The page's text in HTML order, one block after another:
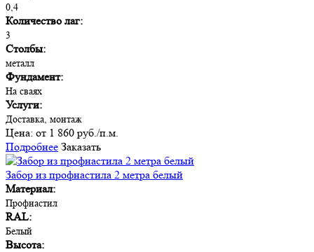
0,4
Количество лаг:
3
Столбы:
металл
Фундамент:
На сваях
Услуги:
Доставка, монтаж
Цена: от 1 860 руб./п.м.
Подробнее Заказать
Забор из профнастила 2 метра белый
Материал:
Профнастил
RAL:
Белый
Высота: